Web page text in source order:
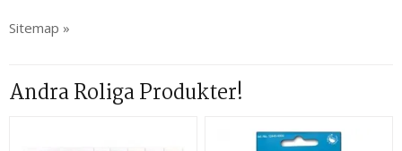
Sitemap »
Andra Roliga Produkter!